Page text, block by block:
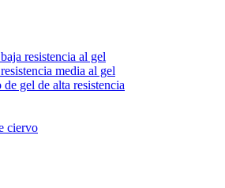
resistencia al gel
media al gel
de gel de alta resistencia
ciervo